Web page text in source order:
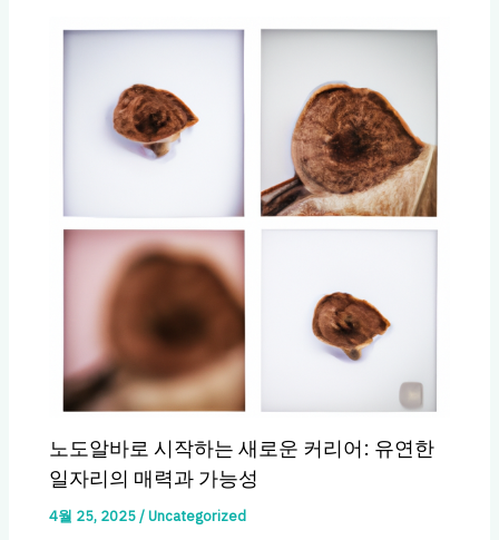
노도알바로 시작하는 새로운 커리어: 유연한
일자리의 매력과 가능성
4월 25, 2025/Uncategorized